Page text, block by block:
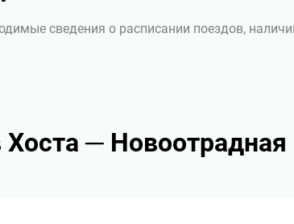
сведения о расписании поездов,
─ Новоотрадная